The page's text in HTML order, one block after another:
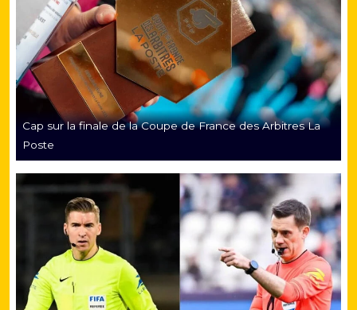
Cap sur la finale de la Coupe de France des Arbitres La
Poste